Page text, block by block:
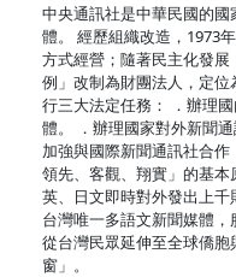
中央通訊社是中華民國的
體。 經歷組織改造，1973
方式經營；隨著民主化發
例」改制為財團法人，定
行三大法定任務： ．辦理
體。 ．辦理國家對外新聞
加強與國際新聞通訊社合作
領先、客觀、翔實」的基本
英、日文即時對外發出上
台灣唯一多語文新聞媒體，
從台灣民眾延伸至全球僑
窗」。